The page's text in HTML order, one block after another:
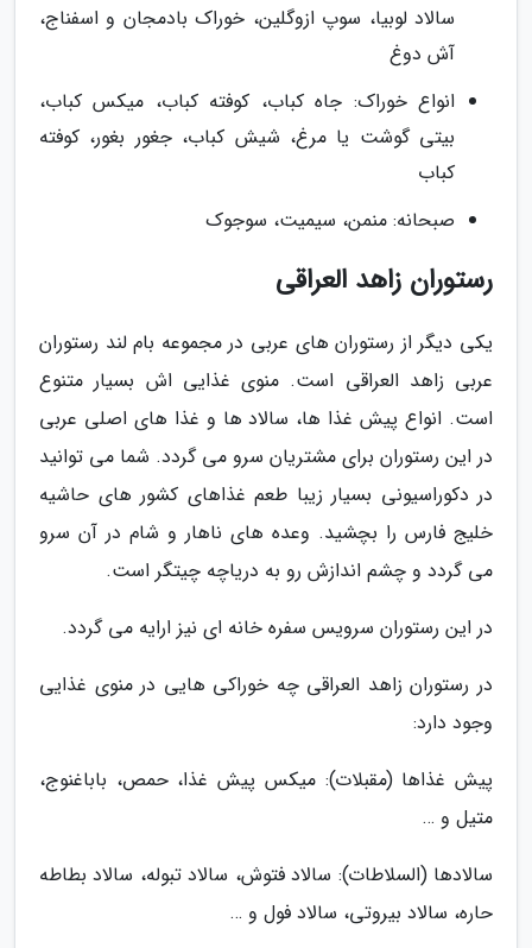
سالاد لوبیا، سوپ ازوگلین، خوراک بادمجان و اسفناج،
آش دوغ
انواع خوراک: جاه کباب، کوفته کباب، میکس کباب،
بیتی گوشت یا مرغ، شیش کباب، جغور بغور، کوفته
کباب
صبحانه: منمن، سیمیت، سوجوک
رستوران زاهد العراقی
یکی دیگر از رستوران های عربی در مجموعه بام لند رستوران
عربی زاهد العراقی است. منوی غذایی اش بسیار متنوع
است. انواع پیش غذا ها، سالاد ها و غذا های اصلی عربی
در این رستوران برای مشتریان سرو می گردد. شما می توانید
در دکوراسیونی بسیار زیبا طعم غذاهای کشور های حاشیه
خلیج فارس را بچشید. وعده های ناهار و شام در آن سرو
می گردد و چشم اندازش رو به دریاچه چیتگر است.
در این رستوران سرویس سفره خانه ای نیز ارایه می گردد.
در رستوران زاهد العراقی چه خوراکی هایی در منوی غذایی
وجود دارد:
پیش غذاها (مقبلات): میکس پیش غذا، حمص، باباغنوج،
متیل و …
سالادها (السلاطات): سالاد فتوش، سالاد تبوله، سالاد بطاطه
حاره، سالاد بیروتی، سالاد فول و …